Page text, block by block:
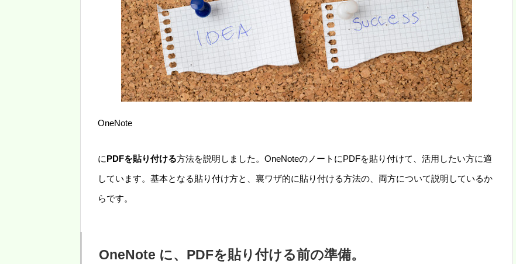
OneNote
にPDFを貼り付ける方法を説明しました。OneNoteのノートにPDFを貼り付けて、活用したい方に適
しています。基本となる貼り付け方と、裏ワザ的に貼り付ける方法の、両方について説明しているか
らです。
OneNote に、PDFを貼り付ける前の準備。